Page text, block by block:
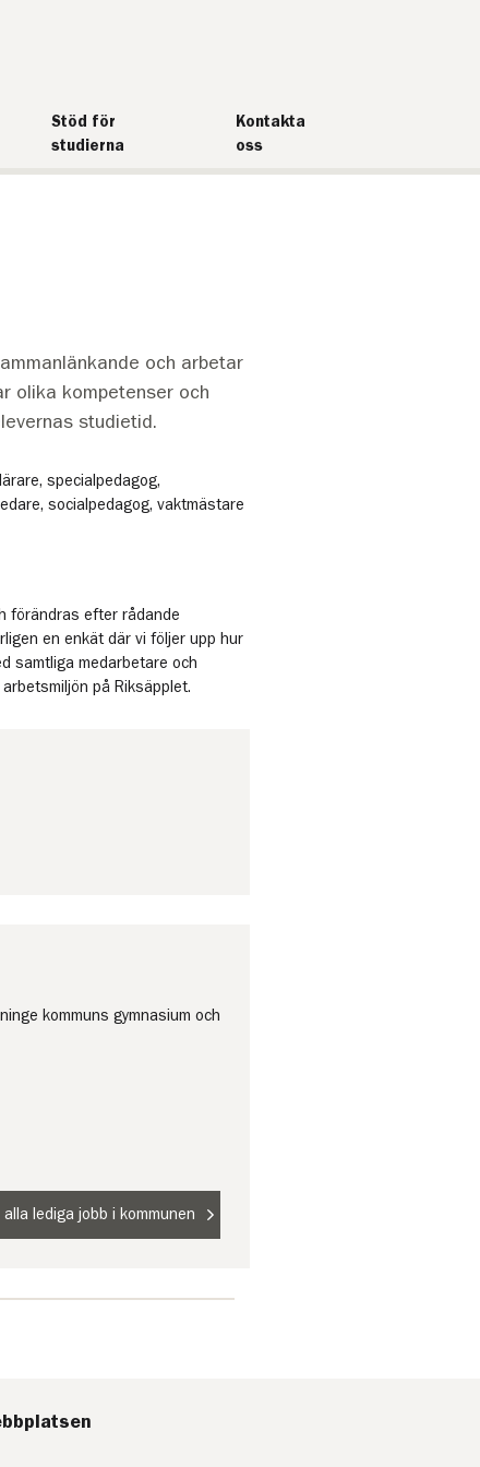
Stöd för
studierna
Kontakta
oss
och arbetar
olika kompetenser och
studietid.
specialpedagog,
socialpedagog, vaktmästare
förändras efter rådande
en enkät där vi följer upp hur
samtliga medarbetare och
på Riksäpplet.
kommuns gymnasium och
alla lediga jobb i kommunen